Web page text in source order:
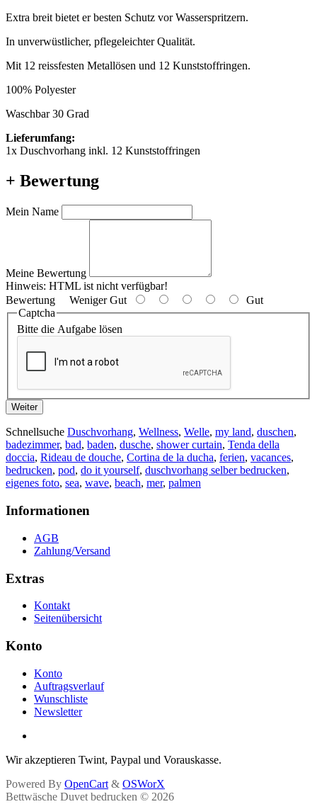
Extra breit bietet er besten Schutz vor Wasserspritzern.
In unverwüstlicher, pflegeleichter Qualität.
Mit 12 reissfesten Metallösen und 12 Kunststoffringen.
100% Polyester
Waschbar 30 Grad
Lieferumfang:
1x Duschvorhang inkl. 12 Kunststoffringen
+ Bewertung
Mein Name
Meine Bewertung
Hinweis: HTML ist nicht verfügbar!
Bewertung Weniger Gut
Gut
Captcha
Bitte die Aufgabe lösen
Weiter
Schnellsuche Duschvorhang, Wellness, Welle, my land, duschen,
badezimmer, bad, baden, dusche, shower curtain, Tenda della
doccia, Rideau de douche, Cortina de la ducha, ferien, vacances,
bedrucken, pod, do it yourself, duschvorhang selber bedrucken,
eigenes foto, sea, wave, beach, mer, palmen
Informationen
AGB
Zahlung/Versand
Extras
Kontakt
Seitenübersicht
Konto
Konto
Auftragsverlauf
Wunschliste
Newsletter
Wir akzeptieren Twint, Paypal und Vorauskasse.
Powered By OpenCart & OSWorX
Bettwäsche Duvet bedrucken © 2026